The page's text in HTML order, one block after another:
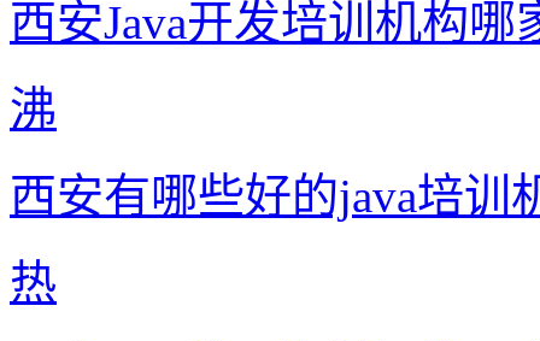
西安Java开发培训机构哪
沸
西安有哪些好的java培训
热